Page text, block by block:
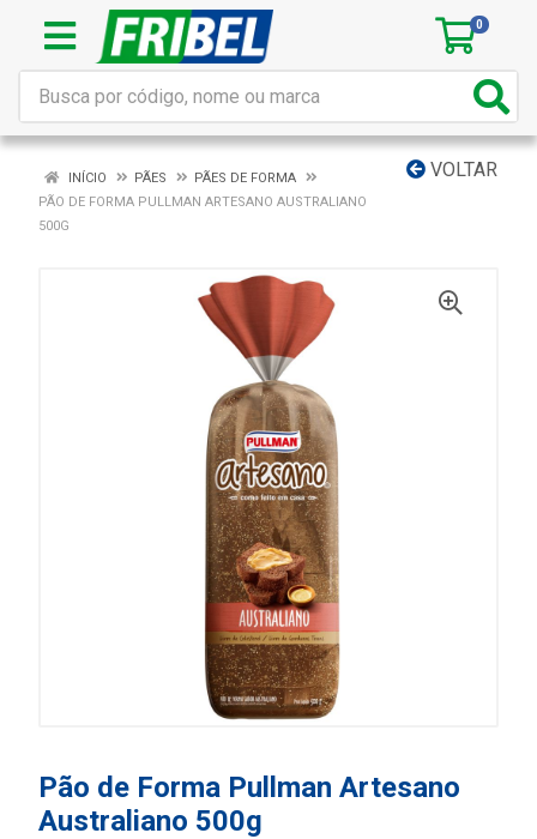
0
VOLTAR
INÍCIO PÃES
PÃES DE FORMA
PÃO DE FORMA PULLMAN ARTESANO AUSTRALIANO
500G
Pão de Forma Pullman Artesano
Australiano 500g